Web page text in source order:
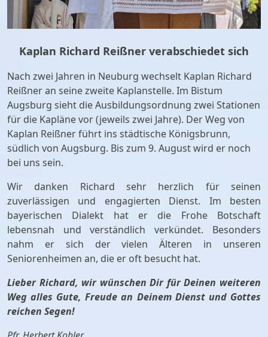
Kaplan Richard Reißner verabschiedet sich
Nach zwei Jahren in Neuburg wechselt Kaplan Richard
Reißner an seine zweite Kaplanstelle. Im Bistum
Augsburg sieht die Ausbildungsordnung zwei Stationen
für die Kapläne vor (jeweils zwei Jahre). Der Weg von
Kaplan Reißner führt ins städtische Königsbrunn,
südlich von Augsburg. Bis zum 9. August wird er noch
bei uns sein.
Wir danken Richard sehr herzlich für seinen
zuverlässigen und engagierten Dienst. Im besten
bayerischen Dialekt hat er die Frohe Botschaft
lebensnah und verständlich verkündet. Besonders
nahm er sich der vielen Älteren in unseren
Seniorenheimen an, die er oft besucht hat.
Lieber Richard, wir wünschen Dir für Deinen weiteren
Weg alles Gute, Freude an Deinem Dienst und Gottes
reichen Segen!